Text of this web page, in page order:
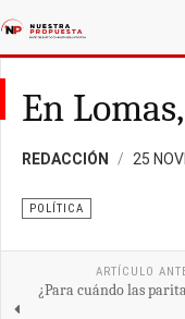
En
REDACCIÓN 25
POLÍTICA
ARTÍCULO
¿Para cuándo las